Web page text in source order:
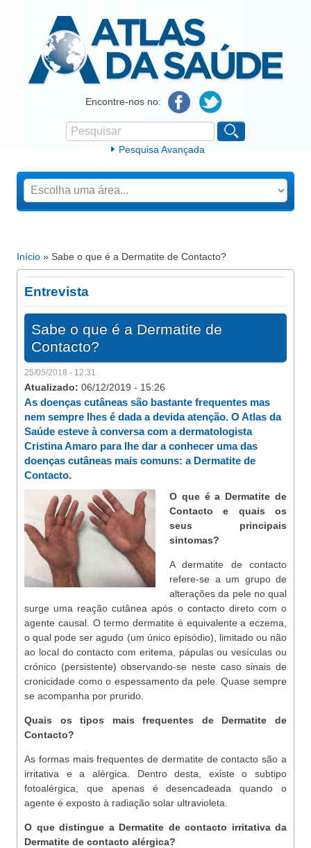
Atlas da SaúdeEncontre-nos no:
Formulário de procura
Pesquisar
Pesquisa Avançada
Está aqui
Início » Sabe o que é a Dermatite de Contacto?
Entrevista
Sabe o que é a Dermatite de
Contacto?
25/05/2018 - 12:31
Atualizado: 06/12/2019 - 15:26
As doenças cutâneas são bastante frequentes mas
nem sempre lhes é dada a devida atenção. O Atlas da
Saúde esteve à conversa com a dermatologista
Cristina Amaro para lhe dar a conhecer uma das
doenças cutâneas mais comuns: a Dermatite de
Contacto.
O que é a Dermatite de
Contacto e quais os
seus principais
sintomas?
A dermatite de contacto
refere-se a um grupo de
alterações da pele no qual
surge uma reação cutânea após o contacto direto com o
agente causal. O termo dermatite é equivalente a eczema,
o qual pode ser agudo (um único episódio), limitado ou não
ao local do contacto com eritema, pápulas ou vesículas ou
crónico (persistente) observando-se neste caso sinais de
cronicidade como o espessamento da pele. Quase sempre
se acompanha por prurido.
Quais os tipos mais frequentes de Dermatite de
Contacto?
As formas mais frequentes de dermatite de contacto são a
irritativa e a alérgica. Dentro desta, existe o subtipo
fotoalérgica, que apenas é desencadeada quando o
agente é exposto à radiação solar ultravioleta.
O que distingue a Dermatite de contacto irritativa da
Dermatite de contacto alérgica?